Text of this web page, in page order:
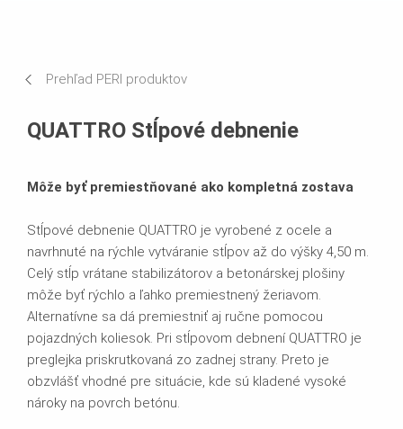
Prehľad PERI produktov
QUATTRO Stĺpové debnenie
Môže byť premiestňované ako kompletná zostava
Stĺpové debnenie QUATTRO je vyrobené z ocele a
navrhnuté na rýchle vytváranie stĺpov až do výšky 4,50 m.
Celý stĺp vrátane stabilizátorov a betonárskej plošiny
môže byť rýchlo a ľahko premiestnený žeriavom.
Alternatívne sa dá premiestniť aj ručne pomocou
pojazdných koliesok. Pri stĺpovom debnení QUATTRO je
preglejka priskrutkovaná zo zadnej strany. Preto je
obzvlášť vhodné pre situácie, kde sú kladené vysoké
nároky na povrch betónu.